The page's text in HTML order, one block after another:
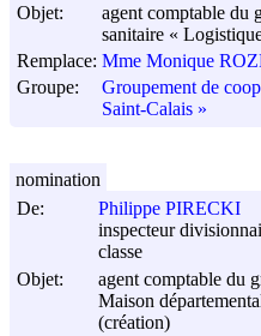
Objet:
agent comptable du
sanitaire «
Remplace: Mme Monique
Groupe:
Groupement de
Saint-Calais »
De:
Philippe PIRECKI
inspecteur
classe
Objet:
agent comptable du
Maison
(création)
nomination